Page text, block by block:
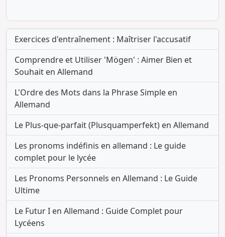
Exercices d'entraînement : Maîtriser l'accusatif
Comprendre et Utiliser 'Mögen' : Aimer Bien et
Souhait en Allemand
L'Ordre des Mots dans la Phrase Simple en
Allemand
Le Plus-que-parfait (Plusquamperfekt) en Allemand
Les pronoms indéfinis en allemand : Le guide
complet pour le lycée
Les Pronoms Personnels en Allemand : Le Guide
Ultime
Le Futur I en Allemand : Guide Complet pour
Lycéens